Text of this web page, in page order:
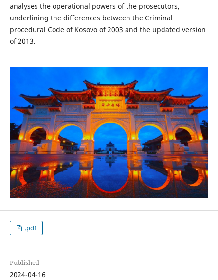
analyses the operational powers of the prosecutors,
underlining the differences between the Criminal
procedural Code of Kosovo of 2003 and the updated version
of 2013.
.pdf
Published
2024-04-16